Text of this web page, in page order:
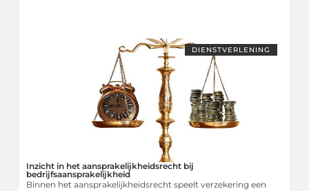
DIENSTVERLENING
Inzicht in het aansprakelijkheidsrecht bij
bedrijfsaansprakelijkheid
Binnen het aansprakelijkheidsrecht speelt verzekering een